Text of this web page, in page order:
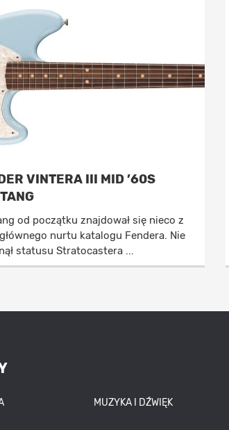
VINTERA III MID ’60S
od początku znajdował się nieco z
nurtu katalogu Fendera. Nie
statusu Stratocastera ...
MUZYKA I DŹWIĘK